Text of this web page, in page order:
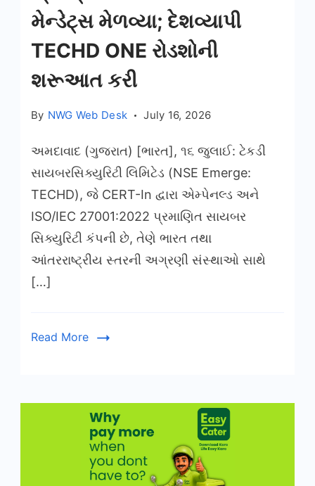
મેન્ડેટ્સ મેળવ્યા; દેશવ્યાપી
TECHD ONE રોડશોની
શરૂઆત કરી
By NWG Web Desk July 16, 2026
અમદાવાદ (ગુજરાત) [ભારત], ૧૬ જુલાઈ: ટેકડી
સાયબરસિક્યુરિટી લિમિટેડ (NSE Emerge:
TECHD), જે CERT-In દ્વારા એમ્પેનલ્ડ અને
ISO/IEC 27001:2022 પ્રમાણિત સાયબર
સિક્યુરિટી કંપની છે, તેણે ભારત તથા
આંતરરાષ્ટ્રીય સ્તરની અગ્રણી સંસ્થાઓ સાથે
[…]
Read More